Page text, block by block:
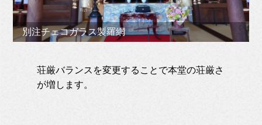
別注チェコガラス製羅網
荘厳バランスを変更することで本堂の荘厳さ
が増します。